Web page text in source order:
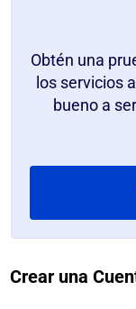
Obtén una
los servicios
bueno a
Crear una